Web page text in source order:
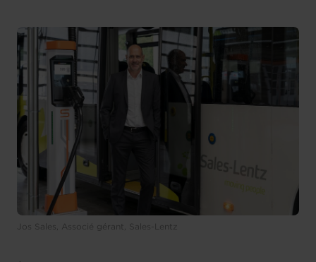
Jos Sales, Associé gérant, Sales-Lentz